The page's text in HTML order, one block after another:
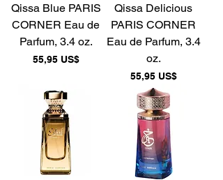
Qissa Blue PARIS
CORNER Eau de
Parfum, 3.4 oz.
Precio
55,95 US$
Qissa Delicious
PARIS CORNER
Eau de Parfum, 3.4
oz.
Precio
55,95 US$